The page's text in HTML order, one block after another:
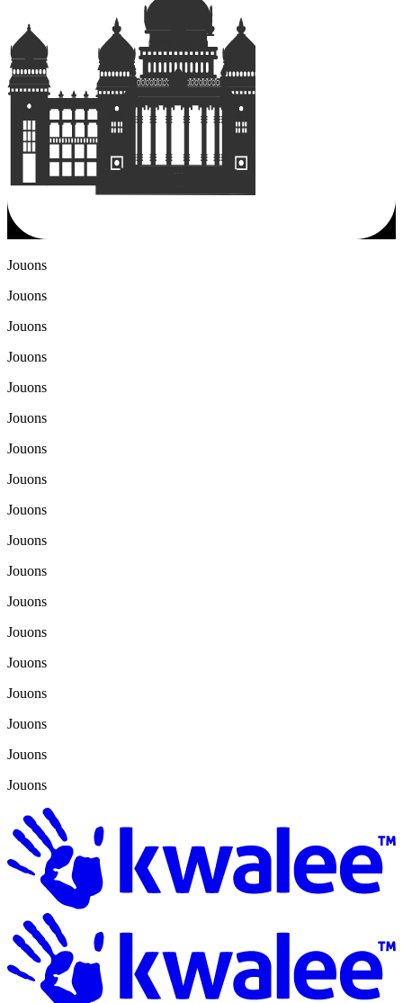
Jouons
Jouons
Jouons
Jouons
Jouons
Jouons
Jouons
Jouons
Jouons
Jouons
Jouons
Jouons
Jouons
Jouons
Jouons
Jouons
Jouons
Jouons